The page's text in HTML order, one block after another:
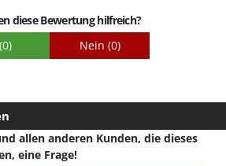
Ein Schnitt und die Arbeit ist
sehr nützlich zum Korrigieren von
diese Bewertung hilfreich?
(0) Nein (0)
allen anderen Kunden, die dieses
eine Frage!